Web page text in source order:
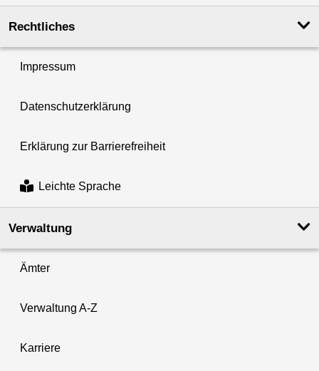
Rechtliches
Impressum
Datenschutzerklärung
Erklärung zur Barrierefreiheit
Leichte Sprache
Verwaltung
Ämter
Verwaltung A-Z
Karriere